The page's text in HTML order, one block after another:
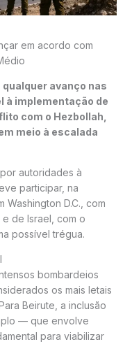
em acordo com
avanço nas
à implementação de
com o Hezbollah,
meio à escalada
autoridades à
participar, na
Washington D.C. , com
e de Israel, com o
possível trégua.
bombardeios
os mais letais
Beirute, a inclusão
— que envolve
para viabilizar